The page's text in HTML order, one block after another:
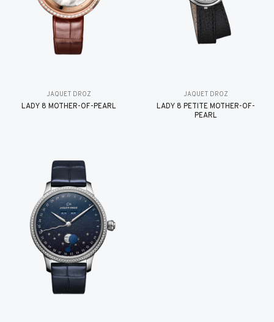
JAQUET DROZ
LADY 8 MOTHER-OF-PEARL
JAQUET DROZ
LADY 8 PETITE MOTHER-OF-
PEARL